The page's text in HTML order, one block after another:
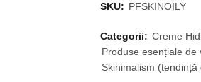
SKU: PFSKINOILY
Categorii: Creme
Produse esențiale de
Skinimalism